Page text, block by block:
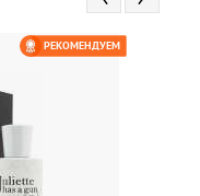
РЕКОМЕНДУЕМ